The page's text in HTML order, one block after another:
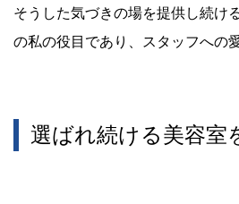
そうした気づきの場を提供し続け
の私の役目であり、スタッフへの
選ばれ続ける美容室